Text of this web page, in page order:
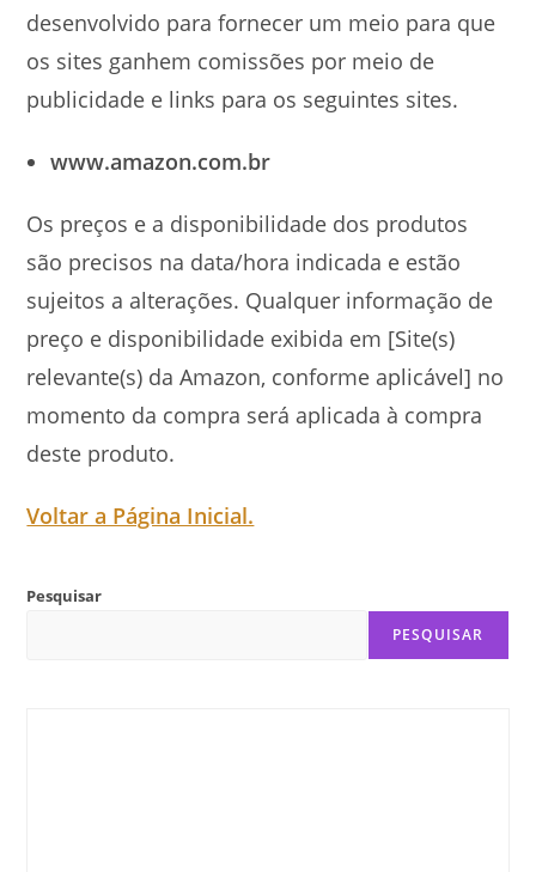
desenvolvido para fornecer um meio para que
os sites ganhem comissões por meio de
publicidade e links para os seguintes sites.
www.amazon.com.br
Os preços e a disponibilidade dos produtos
são precisos na data/hora indicada e estão
sujeitos a alterações. Qualquer informação de
preço e disponibilidade exibida em [Site(s)
relevante(s) da Amazon, conforme aplicável] no
momento da compra será aplicada à compra
deste produto.
Voltar a Página Inicial.
Pesquisar
PESQUISAR